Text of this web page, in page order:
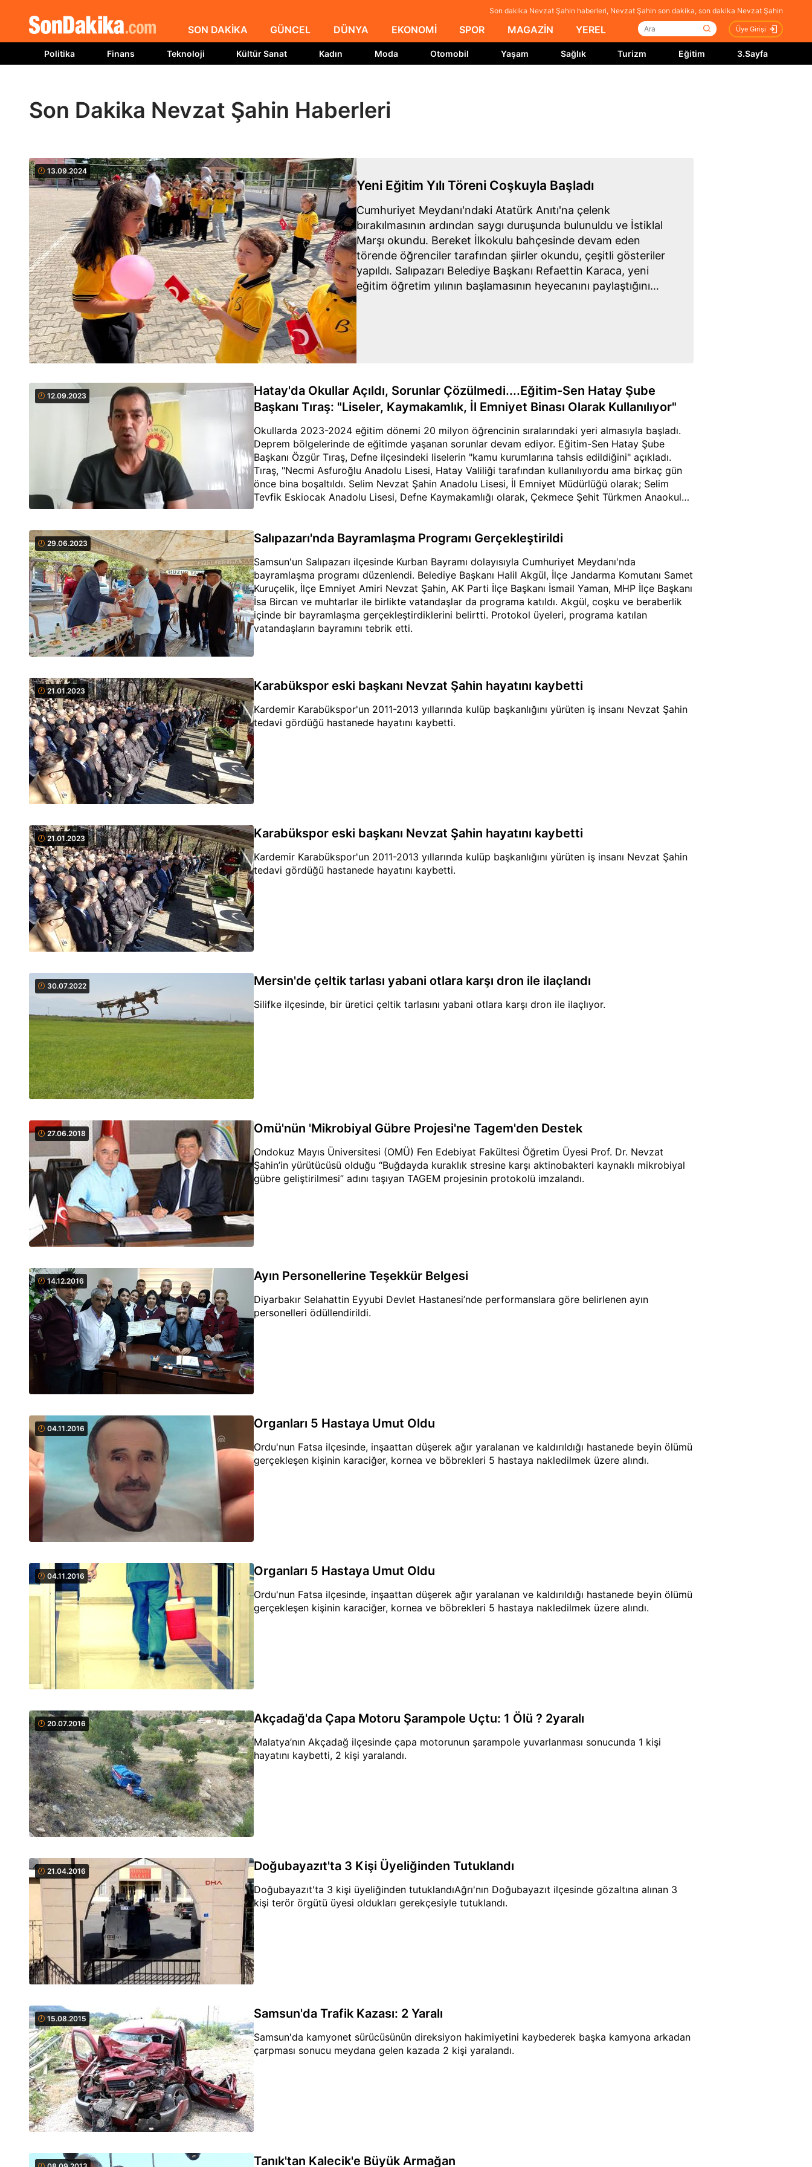
Son dakika Nevzat Şahin haberleri, Nevzat Şahin son dakika, son dakika Nevzat Şahin
SON DAKİKA GÜNCEL DÜNYA EKONOMİ SPOR MAGAZİN YEREL Üye Girişi
Politika Finans Teknoloji Kültür Sanat Kadın Moda Otomobil Yaşam Sağlık Turizm Eğitim 3.Sayfa
Son Dakika Nevzat Şahin Haberleri
13.09.2024
Yeni Eğitim Yılı Töreni Coşkuyla Başladı
Cumhuriyet Meydanı'ndaki Atatürk Anıtı'na çelenk
bırakılmasının ardından saygı duruşunda bulunuldu ve İstiklal
Marşı okundu. Bereket İlkokulu bahçesinde devam eden
törende öğrenciler tarafından şiirler okundu, çeşitli gösteriler
yapıldı. Salıpazarı Belediye Başkanı Refaettin Karaca, yeni
eğitim öğretim yılının başlamasının heyecanını paylaştığını
öğretmenler ve öğrenciler katıldı.
12.09.2023
Hatay'da Okullar Açıldı, Sorunlar Çözülmedi....Eğitim-Sen Hatay Şube
Başkanı Tıraş: "Liseler, Kaymakamlık, İl Emniyet Binası Olarak Kullanılıyor"
Okullarda 2023-2024 eğitim dönemi 20 milyon öğrencinin sıralarındaki yeri almasıyla başladı.
Deprem bölgelerinde de eğitimde yaşanan sorunlar devam ediyor. Eğitim-Sen Hatay Şube
Başkanı Özgür Tıraş, Defne ilçesindeki liselerin "kamu kurumlarına tahsis edildiğini" açıkladı.
Tıraş, "Necmi Asfuroğlu Anadolu Lisesi, Hatay Valiliği tarafından kullanılıyordu ama birkaç gün
önce bina boşaltıldı. Selim Nevzat Şahin Anadolu Lisesi, İl Emniyet Müdürlüğü olarak; Selim
Tevfik Eskiocak Anadolu Lisesi, Defne Kaymakamlığı olarak, Çekmece Şehit Türkmen Anaokulu
29.06.2023 Salıpazarı'nda Bayramlaşma Programı Gerçekleştirildi
Samsun'un Salıpazarı ilçesinde Kurban Bayramı dolayısıyla Cumhuriyet Meydanı'nda
bayramlaşma programı düzenlendi. Belediye Başkanı Halil Akgül, İlçe Jandarma Komutanı Samet
Kuruçelik, İlçe Emniyet Amiri Nevzat Şahin, AK Parti İlçe Başkanı İsmail Yaman, MHP İlçe Başkanı
İsa Bircan ve muhtarlar ile birlikte vatandaşlar da programa katıldı. Akgül, coşku ve beraberlik
içinde bir bayramlaşma gerçekleştirdiklerini belirtti. Protokol üyeleri, programa katılan
vatandaşların bayramını tebrik etti.
21.01.2023 Karabükspor eski başkanı Nevzat Şahin hayatını kaybetti
Kardemir Karabükspor'un 2011-2013 yıllarında kulüp başkanlığını yürüten iş insanı Nevzat Şahin
tedavi gördüğü hastanede hayatını kaybetti.
21.01.2023 Karabükspor eski başkanı Nevzat Şahin hayatını kaybetti
Kardemir Karabükspor'un 2011-2013 yıllarında kulüp başkanlığını yürüten iş insanı Nevzat Şahin
tedavi gördüğü hastanede hayatını kaybetti.
30.07.2022 Mersin'de çeltik tarlası yabani otlara karşı dron ile ilaçlandı
Silifke ilçesinde, bir üretici çeltik tarlasını yabani otlara karşı dron ile ilaçlıyor.
27.06.2018 Omü'nün 'Mikrobiyal Gübre Projesi'ne Tagem'den Destek
Ondokuz Mayıs Üniversitesi (OMÜ) Fen Edebiyat Fakültesi Öğretim Üyesi Prof. Dr. Nevzat
Şahin’in yürütücüsü olduğu “Buğdayda kuraklık stresine karşı aktinobakteri kaynaklı mikrobiyal
gübre geliştirilmesi” adını taşıyan TAGEM projesinin protokolü imzalandı.
14.12.2016 Ayın Personellerine Teşekkür Belgesi
Diyarbakır Selahattin Eyyubi Devlet Hastanesi’nde performanslara göre belirlenen ayın
personelleri ödüllendirildi.
04.11.2016 Organları 5 Hastaya Umut Oldu
Ordu'nun Fatsa ilçesinde, inşaattan düşerek ağır yaralanan ve kaldırıldığı hastanede beyin ölümü
gerçekleşen kişinin karaciğer, kornea ve böbrekleri 5 hastaya nakledilmek üzere alındı.
04.11.2016 Organları 5 Hastaya Umut Oldu
Ordu'nun Fatsa ilçesinde, inşaattan düşerek ağır yaralanan ve kaldırıldığı hastanede beyin ölümü
gerçekleşen kişinin karaciğer, kornea ve böbrekleri 5 hastaya nakledilmek üzere alındı.
20.07.2016 Akçadağ'da Çapa Motoru Şarampole Uçtu: 1 Ölü ? 2yaralı
Malatya’nın Akçadağ ilçesinde çapa motorunun şarampole yuvarlanması sonucunda 1 kişi
hayatını kaybetti, 2 kişi yaralandı.
21.04.2016 Doğubayazıt'ta 3 Kişi Üyeliğinden Tutuklandı
Doğubayazıt'ta 3 kişi üyeliğinden tutuklandıAğrı'nın Doğubayazıt ilçesinde gözaltına alınan 3
kişi terör örgütü üyesi oldukları gerekçesiyle tutuklandı.
15.08.2015 Samsun'da Trafik Kazası: 2 Yaralı
Samsun'da kamyonet sürücüsünün direksiyon hakimiyetini kaybederek başka kamyona arkadan
çarpması sonucu meydana gelen kazada 2 kişi yaralandı.
Tanık'tan Kalecik'e Büyük Armağan